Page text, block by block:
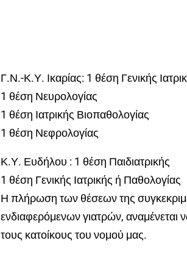
Γ.Ν.-Κ.Υ. Ικαρίας: 1 θέση Γενικής
1 θέση Νευρολογίας
1 θέση Ιατρικής Βιοπαθολογίας
1 θέση Νεφρολογίας
Κ.Υ. Ευδήλου : 1 θέση Παιδιατρικής
1 θέση Γενικής Ιατρικής ή Παθολογίας
Η πλήρωση των θέσεων της
ενδιαφερόμενων γιατρών, αναμένεται
τους κατοίκους του νομού μας.